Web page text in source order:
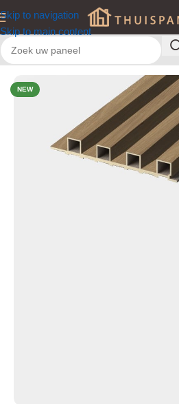
Skip to navigation
Skip to main content
Latten panelen
NEW